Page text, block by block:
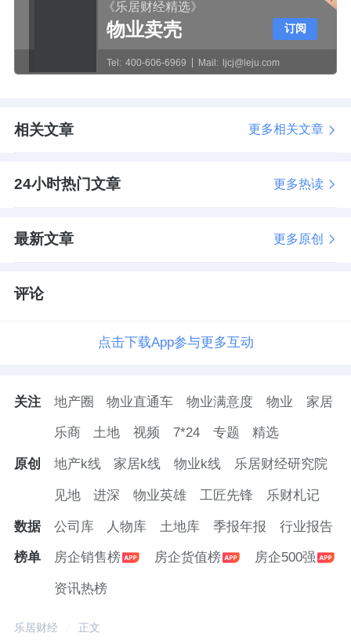
《乐居财经精选》
物业卖壳
Tel: 400-606-6969 Mail: ljcj@leju.com
订阅
相关文章 更多相关文章
24小时热门文章 更多热读
最新文章 更多原创
评论
点击下载App参与更多互动
关注 地产圈 物业直通车 物业满意度 物业 家居
乐商 土地 视频 7*24 专题 精选
原创 地产k线 家居k线 物业k线 乐居财经研究院
见地 进深 物业英雄 工匠先锋 乐财札记
数据 公司库 人物库 土地库 季报年报 行业报告
榜单 房企销售榜 房企货值榜 房企500强
资讯热榜
乐居财经 正文